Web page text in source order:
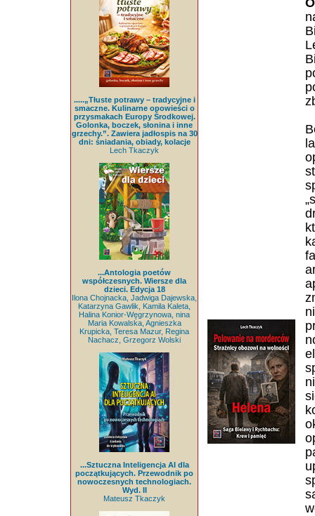
.....„Tłuste potrawy – tradycyjne i
smaczne. Kulinarne opowieści o
przysmakach Europy Środkowej.
Golonka, boczek, słonina i inne
grzechy.”. Zawiera jadłospis na 30
dni: śniadania, obiady, kolacje
Lech Tkaczyk
...Antologia poetów
współczesnych. Wiersze dla
dzieci. Edycja 18
Ilona Chojnacka, Jadwiga Dajewska,
Katarzyna Gawlik, Kamila Kaleta,
Halina Konior-Węgrzynowa, nina
Maria Kowalska, Agnieszka
Krupicka, Teresa Mazur, Regina
Nachacz, Grzegorz Wolski
...Sztuczna Inteligencja AI dla
początkujących. Przewodnik po
nowoczesnych technologiach.
Wyd. II
Mateusz Tkaczyk